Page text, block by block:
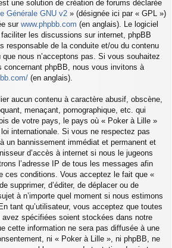
une solution de création de forums déclarée
Générale GNU v2 » (désignée ici par « GPL »)
sur www.phpbb.com (en anglais). Le logiciel
les discussions sur internet, phpBB
responsable de la conduite et/ou du contenu
nous n’acceptons pas. Si vous souhaitez
concernant phpBB, nous vous invitons à
(en anglais).
aucun contenu à caractère abusif, obscène,
menaçant, pornographique, etc. qui
de votre pays, le pays où « Poker à Lille »
internationale. Si vous ne respectez pas
un bannissement immédiat et permanent et
d’accès à internet si nous le jugeons
l’adresse IP de tous les messages afin
ces conditions. Vous acceptez le fait que «
supprimer, d’éditer, de déplacer ou de
à n’importe quel moment si nous estimons
tant qu’utilisateur, vous acceptez que toutes
spécifiées soient stockées dans notre
cette information ne sera pas diffusée à une
ni « Poker à Lille », ni phpBB, ne